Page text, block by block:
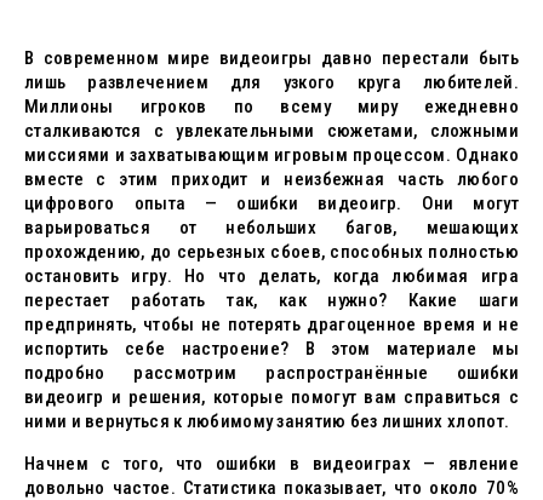
В современном мире видеоигры давно перестали быть
лишь развлечением для узкого круга любителей.
Миллионы игроков по всему миру ежедневно
сталкиваются с увлекательными сюжетами, сложными
миссиями и захватывающим игровым процессом. Однако
вместе с этим приходит и неизбежная часть любого
цифрового опыта — ошибки видеоигр. Они могут
варьироваться от небольших багов, мешающих
прохождению, до серьезных сбоев, способных полностью
остановить игру. Но что делать, когда любимая игра
перестает работать так, как нужно? Какие шаги
предпринять, чтобы не потерять драгоценное время и не
испортить себе настроение? В этом материале мы
подробно рассмотрим распространённые ошибки
видеоигр и решения, которые помогут вам справиться с
ними и вернуться к любимому занятию без лишних хлопот.
Начнем с того, что ошибки в видеоиграх — явление
довольно частое. Статистика показывает, что около 70%